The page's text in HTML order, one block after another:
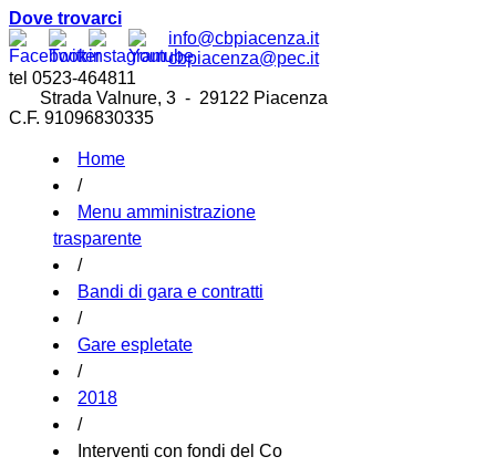
Dove trovarci
info@cbpiacenza.it
cbpiacenza@pec.it
tel 0523-464811
Strada Valnure, 3 - 29122 Piacenza
C.F. 91096830335
Home
/
Menu amministrazione
trasparente
/
Bandi di gara e contratti
/
Gare espletate
/
2018
/
Interventi con fondi del Co